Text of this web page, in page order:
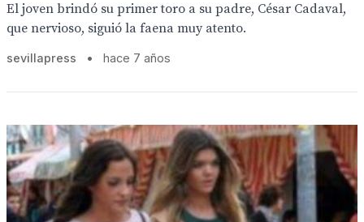
El joven brindó su primer toro a su padre, César Cadaval,
que nervioso, siguió la faena muy atento.
sevillapress • hace 7 años